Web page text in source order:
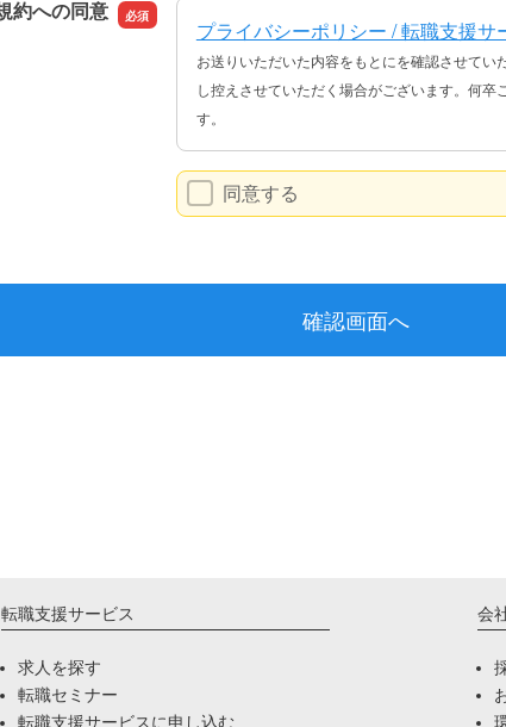
転職支援サービス
求人を探す
転職セミナー
転職支援サービスに申し込む
会